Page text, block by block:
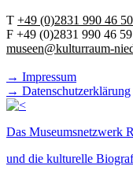
T +49 (0)2831 990 46 50
F +49 (0)2831 990 46 59
museen@kulturraum-
→ Impressum
→ Datenschutzerklärung
Das Museumsnetzwerk
und die kulturelle